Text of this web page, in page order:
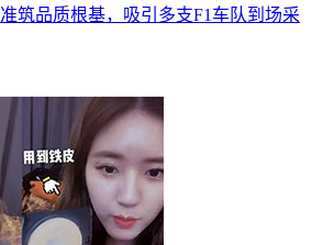
筑品质根基，吸引多支F1车队到场采